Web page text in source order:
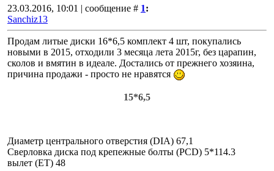
23.03.2016, 10:01 | сообщение # 1:
Sanchiz13
Продам литые диски 16*6,5 комплект 4 шт, покупались
новыми в 2015, отходили 3 месяца лета 2015г, без царапин,
сколов и вмятин в идеале. Достались от прежнего хозяина,
причина продажи - просто не нравятся
15*6,5
Диаметр центрального отверстия (DIA) 67,1
Cверловка диска под крепежные болты (PCD) 5*114.3
вылет (ЕТ) 48